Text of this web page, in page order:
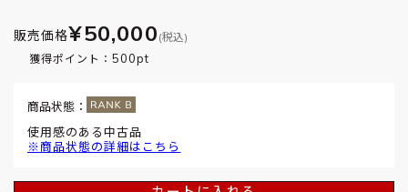
販売価格¥50,000 (税込)
獲得ポイント： 500pt
商品状態：
使用感のある中古品
※商品状態の詳細はこちら